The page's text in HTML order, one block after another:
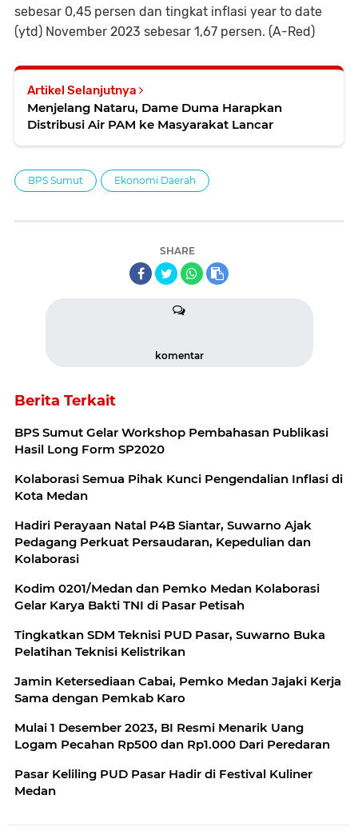
sebesar 0,45 persen dan tingkat inflasi year to date
(ytd) November 2023 sebesar 1,67 persen. (A-Red)
Artikel Selanjutnya
Menjelang Nataru, Dame Duma Harapkan
Distribusi Air PAM ke Masyarakat Lancar
BPS Sumut Ekonomi Daerah
SHARE
komentar
Berita Terkait
BPS Sumut Gelar Workshop Pembahasan Publikasi
Hasil Long Form SP2020
Kolaborasi Semua Pihak Kunci Pengendalian Inflasi di
Kota Medan
Hadiri Perayaan Natal P4B Siantar, Suwarno Ajak
Pedagang Perkuat Persaudaran, Kepedulian dan
Kolaborasi
Kodim 0201/Medan dan Pemko Medan Kolaborasi
Gelar Karya Bakti TNI di Pasar Petisah
Tingkatkan SDM Teknisi PUD Pasar, Suwarno Buka
Pelatihan Teknisi Kelistrikan
Jamin Ketersediaan Cabai, Pemko Medan Jajaki Kerja
Sama dengan Pemkab Karo
Mulai 1 Desember 2023, BI Resmi Menarik Uang
Logam Pecahan Rp500 dan Rp1.000 Dari Peredaran
Pasar Keliling PUD Pasar Hadir di Festival Kuliner
Medan